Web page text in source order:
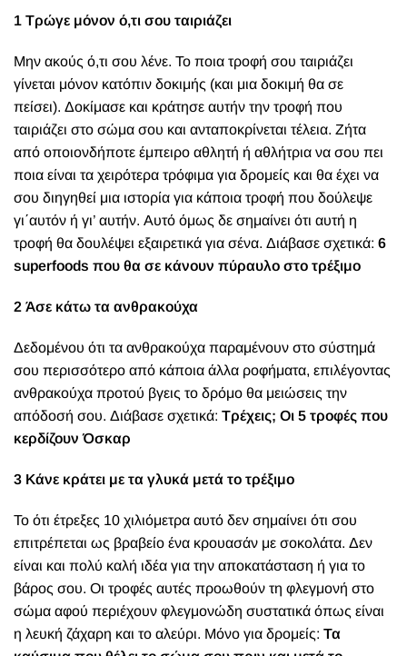
1 Τρώγε μόνον ό,τι σου ταιριάζει
Μην ακούς ό,τι σου λένε. Το ποια τροφή σου ταιριάζει
γίνεται μόνον κατόπιν δοκιμής (και μια δοκιμή θα σε
πείσει). Δοκίμασε και κράτησε αυτήν την τροφή που
ταιριάζει στο σώμα σου και ανταποκρίνεται τέλεια. Ζήτα
από οποιονδήποτε έμπειρο αθλητή ή αθλήτρια να σου πει
ποια είναι τα χειρότερα τρόφιμα για δρομείς και θα έχει να
σου διηγηθεί μια ιστορία για κάποια τροφή που δούλεψε
γι΄αυτόν ή γι’ αυτήν. Αυτό όμως δε σημαίνει ότι αυτή η
τροφή θα δουλέψει εξαιρετικά για σένα. Διάβασε σχετικά: 6
superfoods που θα σε κάνουν πύραυλο στο τρέξιμο
2 Άσε κάτω τα ανθρακούχα
Δεδομένου ότι τα ανθρακούχα παραμένουν στο σύστημά
σου περισσότερο από κάποια άλλα ροφήματα, επιλέγοντας
ανθρακούχα προτού βγεις το δρόμο θα μειώσεις την
απόδοσή σου. Διάβασε σχετικά: Τρέχεις; Οι 5 τροφές που
κερδίζουν Όσκαρ
3 Κάνε κράτει με τα γλυκά μετά το τρέξιμο
Το ότι έτρεξες 10 χιλιόμετρα αυτό δεν σημαίνει ότι σου
επιτρέπεται ως βραβείο ένα κρουασάν με σοκολάτα. Δεν
είναι και πολύ καλή ιδέα για την αποκατάσταση ή για το
βάρος σου. Οι τροφές αυτές προωθούν τη φλεγμονή στο
σώμα αφού περιέχουν φλεγμονώδη συστατικά όπως είναι
η λευκή ζάχαρη και το αλεύρι. Μόνο για δρομείς: Τα